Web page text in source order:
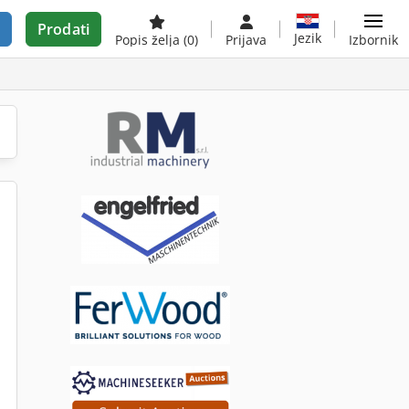
Prodati
Popis želja (0) Prijava Jezik Izbornik